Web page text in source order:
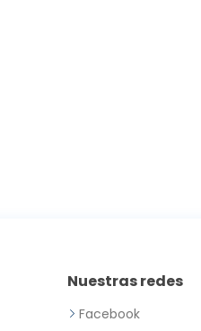
Nuestras redes
Facebook